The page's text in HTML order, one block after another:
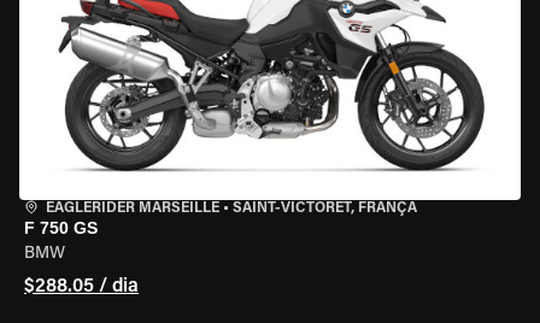
EAGLERIDER MARSEILLE • SAINT-VICTORET, FRANÇA
F 750 GS
BMW
$288.05 / dia